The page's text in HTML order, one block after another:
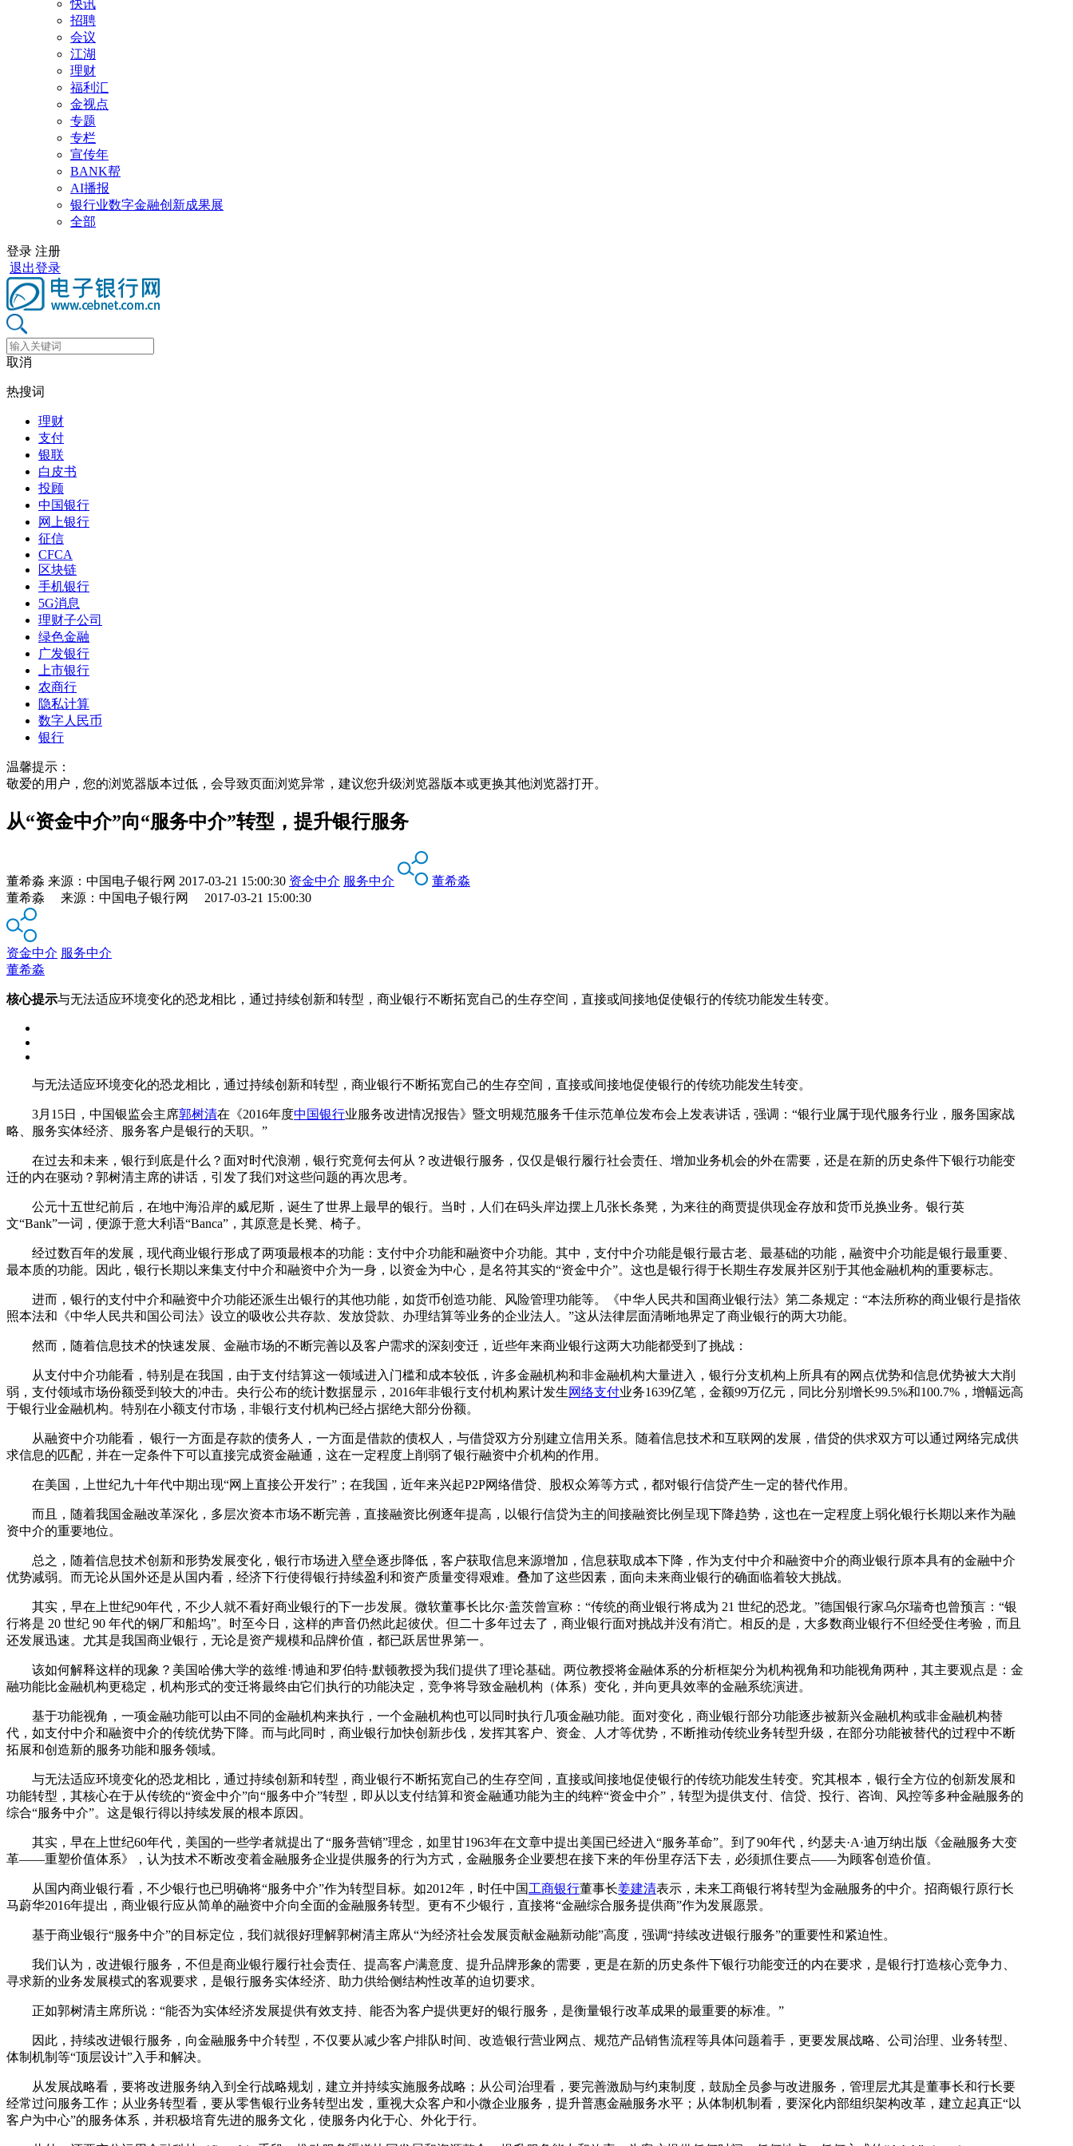
快讯
招聘
会议
江湖
理财
福利汇
金视点
专题
专栏
宣传年
BANK帮
AI播报
银行业数字金融创新成果展
全部
登录 注册
退出登录
取消
热搜词
理财
支付
银联
白皮书
投顾
中国银行
网上银行
征信
CFCA
区块链
手机银行
5G消息
理财子公司
绿色金融
广发银行
上市银行
农商行
隐私计算
数字人民币
银行
温馨提示：
敬爱的用户，您的浏览器版本过低，会导致页面浏览异常，建议您升级浏览器版本或更换其他浏览器打开。
从“资金中介”向“服务中介”转型，提升银行服务
董希淼 来源： 中国电子银行网 2017-03-21 15:00:30 资金中介 服务中介
董希淼
董希淼 来源：中国电子银行网 2017-03-21 15:00:30
资金中介 服务中介
董希淼
核心提示与无法适应环境变化的恐龙相比，通过持续创新和转型，商业银行不断拓宽自己的生存空间，直接或间接地促使银行的传统功能发生转变。
与无法适应环境变化的恐龙相比，通过持续创新和转型，商业银行不断拓宽自己的生存空间，直接或间接地促使银行的传统功能发生转变。
3月15日，中国银监会主席郭树清在《2016年度中国银行业服务改进情况报告》暨文明规范服务千佳示范单位发布会上发表讲话，强调：“银行业属于现代服务行业，服务国家战
略、服务实体经济、服务客户是银行的天职。”
在过去和未来，银行到底是什么？面对时代浪潮，银行究竟何去何从？改进银行服务，仅仅是银行履行社会责任、增加业务机会的外在需要，还是在新的历史条件下银行功能变
迁的内在驱动？郭树清主席的讲话，引发了我们对这些问题的再次思考。
公元十五世纪前后，在地中海沿岸的威尼斯，诞生了世界上最早的银行。当时，人们在码头岸边摆上几张长条凳，为来往的商贾提供现金存放和货币兑换业务。银行英
文“Bank”一词，便源于意大利语“Banca”，其原意是长凳、椅子。
经过数百年的发展，现代商业银行形成了两项最根本的功能：支付中介功能和融资中介功能。其中，支付中介功能是银行最古老、最基础的功能，融资中介功能是银行最重要、
最本质的功能。因此，银行长期以来集支付中介和融资中介为一身，以资金为中心，是名符其实的“资金中介”。这也是银行得于长期生存发展并区别于其他金融机构的重要标志。
进而，银行的支付中介和融资中介功能还派生出银行的其他功能，如货币创造功能、风险管理功能等。《中华人民共和国商业银行法》第二条规定：“本法所称的商业银行是指依
照本法和《中华人民共和国公司法》设立的吸收公共存款、发放贷款、办理结算等业务的企业法人。”这从法律层面清晰地界定了商业银行的两大功能。
然而，随着信息技术的快速发展、金融市场的不断完善以及客户需求的深刻变迁，近些年来商业银行这两大功能都受到了挑战：
从支付中介功能看，特别是在我国，由于支付结算这一领域进入门槛和成本较低，许多金融机构和非金融机构大量进入，银行分支机构上所具有的网点优势和信息优势被大大削
弱，支付领域市场份额受到较大的冲击。央行公布的统计数据显示，2016年非银行支付机构累计发生网络支付业务1639亿笔，金额99万亿元，同比分别增长99.5%和100.7%，增幅远高
于银行业金融机构。特别在小额支付市场，非银行支付机构已经占据绝大部分份额。
从融资中介功能看， 银行一方面是存款的债务人，一方面是借款的债权人，与借贷双方分别建立信用关系。随着信息技术和互联网的发展，借贷的供求双方可以通过网络完成供
求信息的匹配，并在一定条件下可以直接完成资金融通，这在一定程度上削弱了银行融资中介机构的作用。
在美国，上世纪九十年代中期出现“网上直接公开发行”；在我国，近年来兴起P2P网络借贷、股权众筹等方式，都对银行信贷产生一定的替代作用。
而且，随着我国金融改革深化，多层次资本市场不断完善，直接融资比例逐年提高，以银行信贷为主的间接融资比例呈现下降趋势，这也在一定程度上弱化银行长期以来作为融
资中介的重要地位。
总之，随着信息技术创新和形势发展变化，银行市场进入壁垒逐步降低，客户获取信息来源增加，信息获取成本下降，作为支付中介和融资中介的商业银行原本具有的金融中介
优势减弱。而无论从国外还是从国内看，经济下行使得银行持续盈利和资产质量变得艰难。叠加了这些因素，面向未来商业银行的确面临着较大挑战。
其实，早在上世纪90年代，不少人就不看好商业银行的下一步发展。微软董事长比尔·盖茨曾宣称：“传统的商业银行将成为 21 世纪的恐龙。”德国银行家乌尔瑞奇也曾预言：“银
行将是 20 世纪 90 年代的钢厂和船坞”。时至今日，这样的声音仍然此起彼伏。但二十多年过去了，商业银行面对挑战并没有消亡。相反的是，大多数商业银行不但经受住考验，而且
还发展迅速。尤其是我国商业银行，无论是资产规模和品牌价值，都已跃居世界第一。
该如何解释这样的现象？美国哈佛大学的兹维·博迪和罗伯特·默顿教授为我们提供了理论基础。两位教授将金融体系的分析框架分为机构视角和功能视角两种，其主要观点是：金
融功能比金融机构更稳定，机构形式的变迁将最终由它们执行的功能决定，竞争将导致金融机构（体系）变化，并向更具效率的金融系统演进。
基于功能视角，一项金融功能可以由不同的金融机构来执行，一个金融机构也可以同时执行几项金融功能。面对变化，商业银行部分功能逐步被新兴金融机构或非金融机构替
代，如支付中介和融资中介的传统优势下降。而与此同时，商业银行加快创新步伐，发挥其客户、资金、人才等优势，不断推动传统业务转型升级，在部分功能被替代的过程中不断
拓展和创造新的服务功能和服务领域。
与无法适应环境变化的恐龙相比，通过持续创新和转型，商业银行不断拓宽自己的生存空间，直接或间接地促使银行的传统功能发生转变。究其根本，银行全方位的创新发展和
功能转型，其核心在于从传统的“资金中介”向“服务中介”转型，即从以支付结算和资金融通功能为主的纯粹“资金中介”，转型为提供支付、信贷、投行、咨询、风控等多种金融服务的
综合“服务中介”。这是银行得以持续发展的根本原因。
其实，早在上世纪60年代，美国的一些学者就提出了“服务营销”理念，如里甘1963年在文章中提出美国已经进入“服务革命”。到了90年代，约瑟夫·A·迪万纳出版《金融服务大变
革——重塑价值体系》，认为技术不断改变着金融服务企业提供服务的行为方式，金融服务企业要想在接下来的年份里存活下去，必须抓住要点——为顾客创造价值。
从国内商业银行看，不少银行也已明确将“服务中介”作为转型目标。如2012年，时任中国工商银行董事长姜建清表示，未来工商银行将转型为金融服务的中介。招商银行原行长
马蔚华2016年提出，商业银行应从简单的融资中介向全面的金融服务转型。更有不少银行，直接将“金融综合服务提供商”作为发展愿景。
基于商业银行“服务中介”的目标定位，我们就很好理解郭树清主席从“为经济社会发展贡献金融新动能”高度，强调“持续改进银行服务”的重要性和紧迫性。
我们认为，改进银行服务，不但是商业银行履行社会责任、提高客户满意度、提升品牌形象的需要，更是在新的历史条件下银行功能变迁的内在要求，是银行打造核心竞争力、
寻求新的业务发展模式的客观要求，是银行服务实体经济、助力供给侧结构性改革的迫切要求。
正如郭树清主席所说：“能否为实体经济发展提供有效支持、能否为客户提供更好的银行服务，是衡量银行改革成果的最重要的标准。”
因此，持续改进银行服务，向金融服务中介转型，不仅要从减少客户排队时间、改造银行营业网点、规范产品销售流程等具体问题着手，更要发展战略、公司治理、业务转型、
体制机制等“顶层设计”入手和解决。
从发展战略看，要将改进服务纳入到全行战略规划，建立并持续实施服务战略；从公司治理看，要完善激励与约束制度，鼓励全员参与改进服务，管理层尤其是董事长和行长要
经常过问服务工作；从业务转型看，要从零售银行业务转型出发，重视大众客户和小微企业服务，提升普惠金融服务水平；从体制机制看，要深化内部组织架构改革，建立起真正“以
客户为中心”的服务体系，并积极培育先进的服务文化，使服务内化于心、外化于行。